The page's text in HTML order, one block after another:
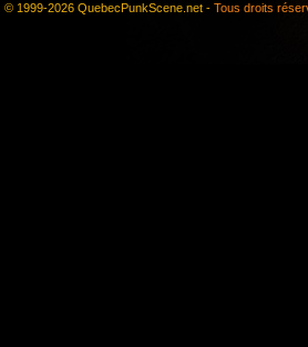
© 1999-2026 QuebecPunkScene.net - Tous droits